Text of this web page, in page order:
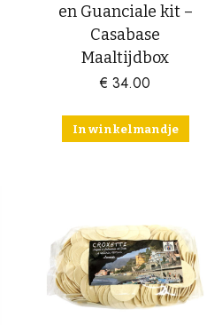
en Guanciale kit –
Casabase
Maaltijdbox
€ 34.00
In winkelmandje